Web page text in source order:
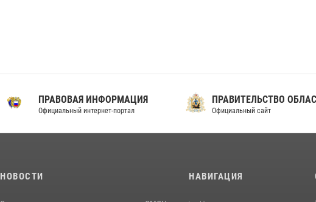
ПРАВОВАЯ ИНФОРМАЦИЯ
Официальный интернет-портал
ПРАВИТЕЛЬСТВО
Официальный сайт
НОВОСТИ НАВИГАЦИЯ